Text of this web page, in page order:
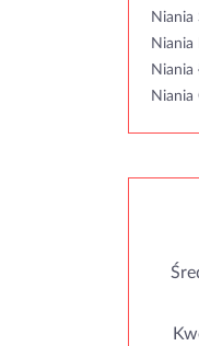
Niania
Niania
Niania
Niania